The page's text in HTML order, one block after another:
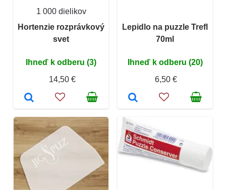
1 000 dielikov
Hortenzie rozprávkový
svet
Ihneď k odberu (3)
14,50 €
Lepidlo na puzzle Trefl
70ml
Ihneď k odberu (20)
6,50 €